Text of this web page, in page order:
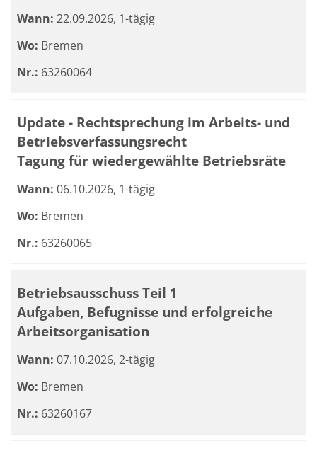
Wann: 22.09.2026, 1-tägig
Wo: Bremen
Nr.: 63260064
Update - Rechtsprechung im Arbeits- und
Betriebsverfassungsrecht
Tagung für wiedergewählte Betriebsräte
Wann: 06.10.2026, 1-tägig
Wo: Bremen
Nr.: 63260065
Betriebsausschuss Teil 1
Aufgaben, Befugnisse und erfolgreiche
Arbeitsorganisation
Wann: 07.10.2026, 2-tägig
Wo: Bremen
Nr.: 63260167